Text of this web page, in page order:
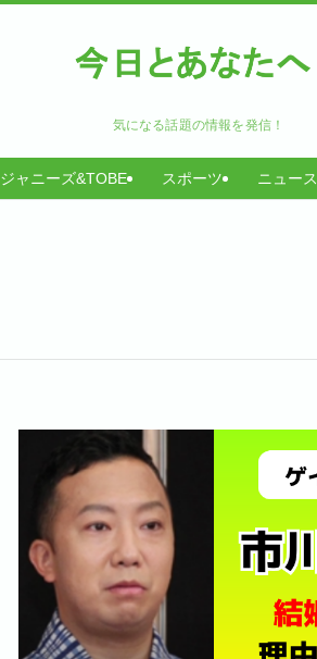
気になる話題の情報を発信！
ジャニーズ&TOBE スポーツ ニュース